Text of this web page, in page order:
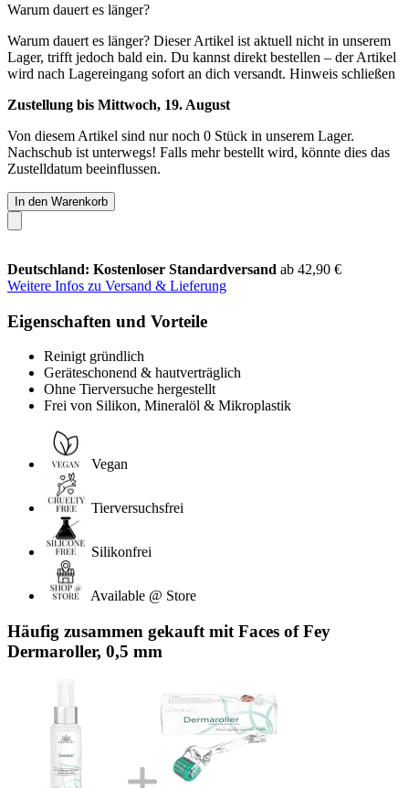
Warum dauert es länger?
Warum dauert es länger? Dieser Artikel ist aktuell nicht in unserem
Lager, trifft jedoch bald ein. Du kannst direkt bestellen – der Artikel
wird nach Lagereingang sofort an dich versandt. Hinweis schließen
Zustellung bis Mittwoch, 19. August
Von diesem Artikel sind nur noch 0 Stück in unserem Lager.
Nachschub ist unterwegs! Falls mehr bestellt wird, könnte dies das
Zustelldatum beeinflussen.
In den Warenkorb
Deutschland: Kostenloser Standardversand ab 42,90 €
Weitere Infos zu Versand & Lieferung
Eigenschaften und Vorteile
Reinigt gründlich
Geräteschonend & hautverträglich
Ohne Tierversuche hergestellt
Frei von Silikon, Mineralöl & Mikroplastik
Vegan
Tierversuchsfrei
Silikonfrei
Available @ Store
Häufig zusammen gekauft mit Faces of Fey
Dermaroller, 0,5 mm